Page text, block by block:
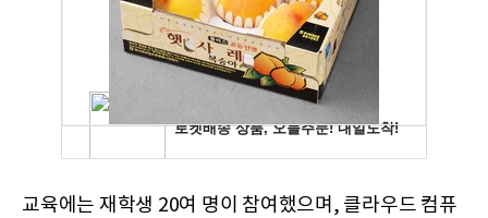
교육에는 재학생 20여 명이 참여했으며, 클라우드 컴퓨